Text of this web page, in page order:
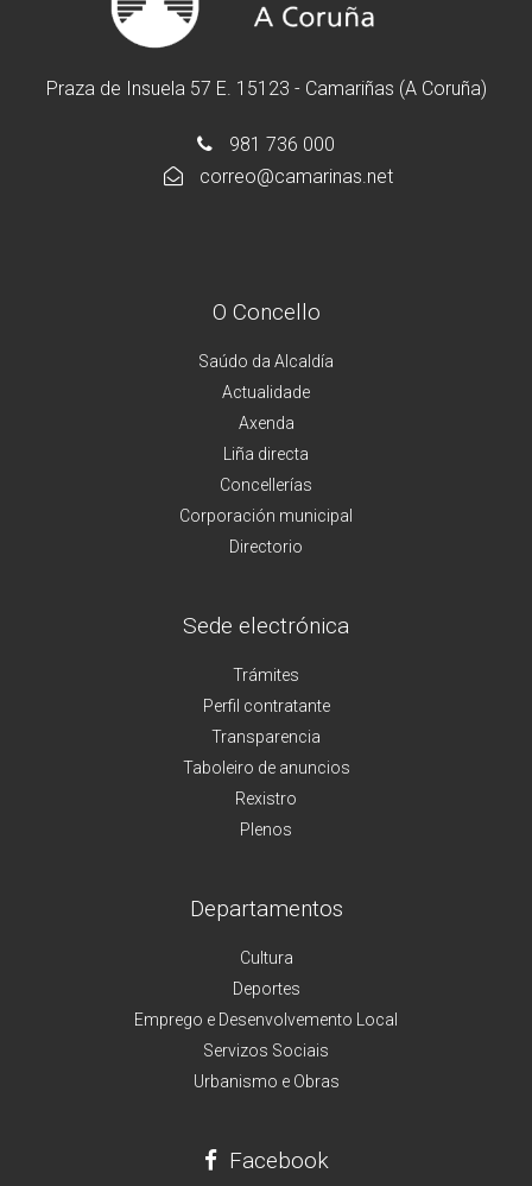
Praza de Insuela 57 E. 15123 - Camariñas (A Coruña)
981 736 000
correo@camarinas.net
O Concello
Saúdo da Alcaldía
Actualidade
Axenda
Liña directa
Concellerías
Corporación municipal
Directorio
Sede electrónica
Trámites
Perfil contratante
Transparencia
Taboleiro de anuncios
Rexistro
Plenos
Departamentos
Cultura
Deportes
Emprego e Desenvolvemento Local
Servizos Sociais
Urbanismo e Obras
Facebook